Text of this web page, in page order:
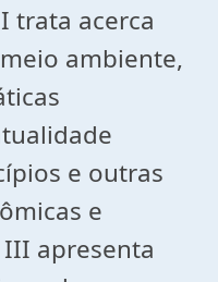
trata acerca
ambiente,
e outras
e
apresenta